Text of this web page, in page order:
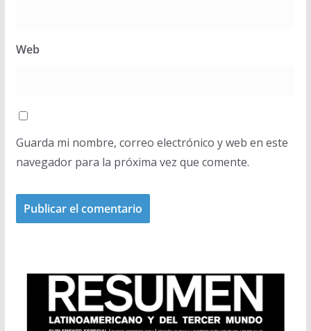
Web
Guarda mi nombre, correo electrónico y web en este
navegador para la próxima vez que comente.